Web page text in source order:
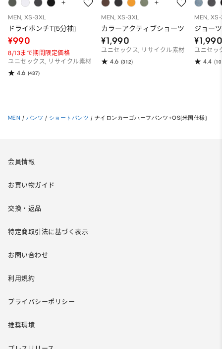
MEN, XS-3XL
ドライポンチT(5分袖)
¥990
8/13まで期間限定価格
ユニセックス, リサイクル素材
4.6 (437)
MEN, XS-3XL
カラーアクティブショーツ
¥1,990
ユニセックス, リサイクル素材
4.6 (312)
MEN,
ジョーツ
ユニセッ
4.4
MEN / パンツ / ショートパンツ / ナイロンカーゴハーフパンツ+OS(米国仕様)
会員情報
お買い物ガイド
交換・返品
特定商取引法に基づく表示
お問い合わせ
利用規約
プライバシーポリシー
推奨環境